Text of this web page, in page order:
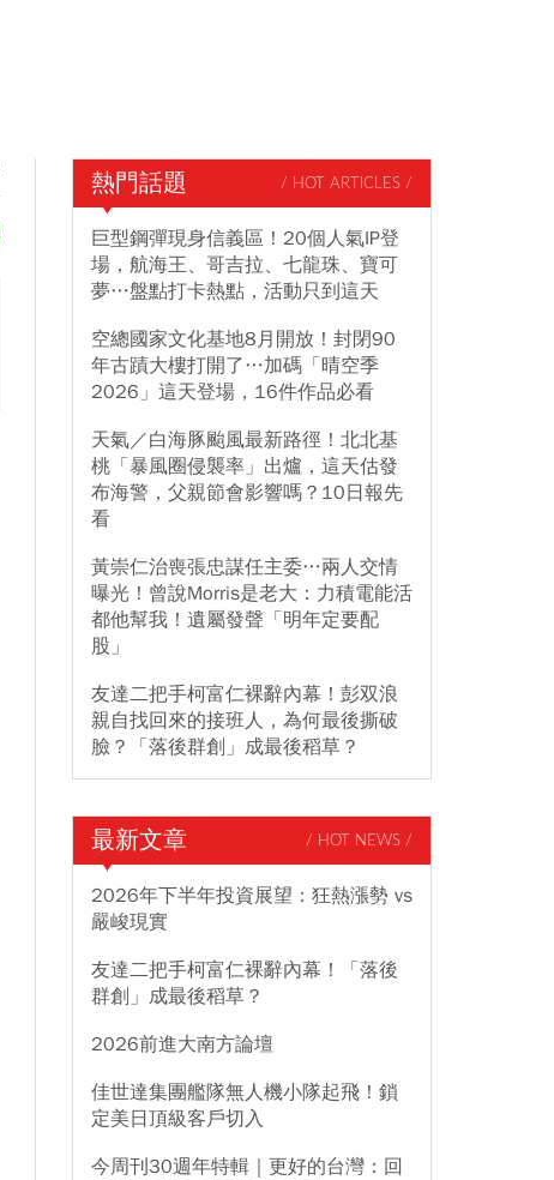
熱門話題 / HOT ARTICLES /
巨型鋼彈現身信義區！20個人氣IP登
場，航海王、哥吉拉、七龍珠、寶可
夢…盤點打卡熱點，活動只到這天
空總國家文化基地8月開放！封閉90
年古蹟大樓打開了…加碼「晴空季
2026」這天登場，16件作品必看
天氣／白海豚颱風最新路徑！北北基
桃「暴風圈侵襲率」出爐，這天估發
布海警，父親節會影響嗎？10日報先
看
黃崇仁治喪張忠謀任主委…兩人交情
曝光！曾說Morris是老大：力積電能活
都他幫我！遺屬發聲「明年定要配
股」
友達二把手柯富仁裸辭內幕！彭双浪
親自找回來的接班人，為何最後撕破
臉？「落後群創」成最後稻草？
最新文章 / HOT NEWS /
2026年下半年投資展望：狂熱漲勢 vs
嚴峻現實
友達二把手柯富仁裸辭內幕！「落後
群創」成最後稻草？
2026前進大南方論壇
佳世達集團艦隊無人機小隊起飛！鎖
定美日頂級客戶切入
今周刊30週年特輯｜更好的台灣：回